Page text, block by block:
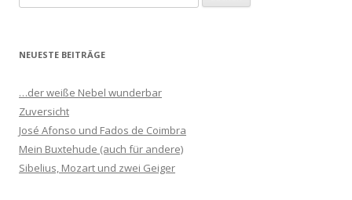
u
h
n
a
c
h
NEUESTE BEITRÄGE
…der weiße Nebel wunderbar
Zuversicht
José Afonso und Fados de Coimbra
Mein Buxtehude (auch für andere)
Sibelius, Mozart und zwei Geiger